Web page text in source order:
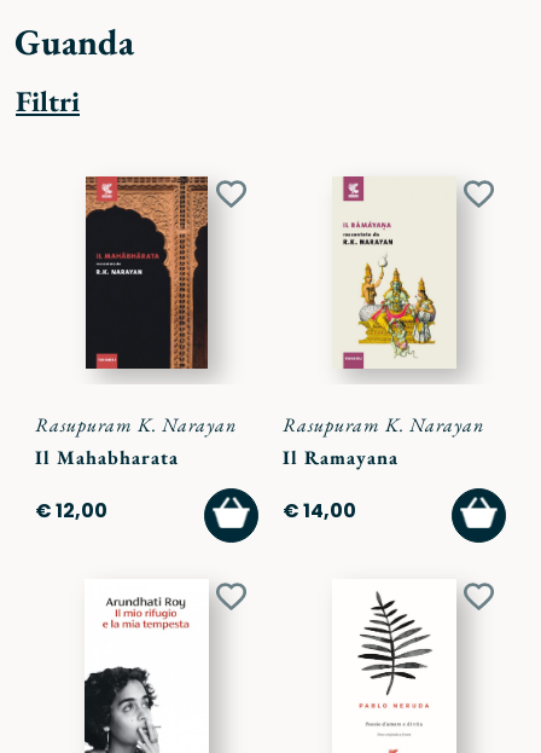
Guanda
Filtri
Aggiungi
Rasupuram K. Narayan
Il Mahabharata
€ 12,00
AGGIUNGI
AL
CARRELLO
Rasupuram K. Narayan
Il Ramayana
€ 14,00
AL
Aggiungi